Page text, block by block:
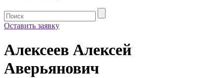
Оставить заявку
Алексеев Алексей
Аверьянович